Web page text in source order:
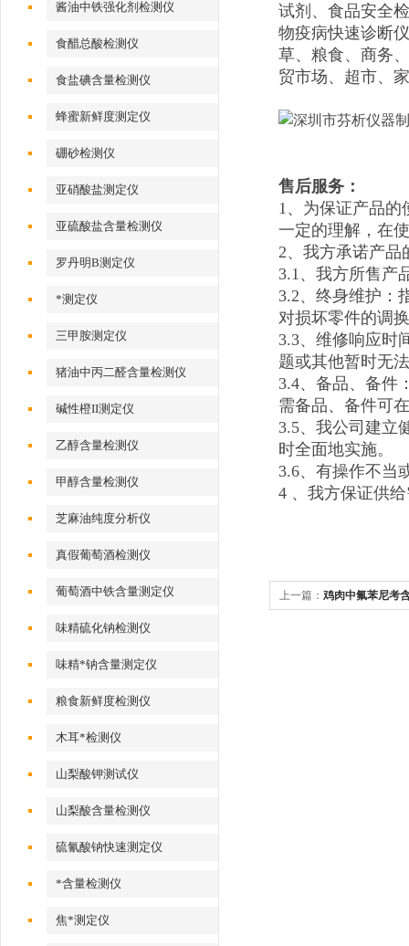
酱油中铁强化剂检测仪
食醋总酸检测仪
食盐碘含量检测仪
蜂蜜新鲜度测定仪
硼砂检测仪
亚硝酸盐测定仪
亚硫酸盐含量检测仪
罗丹明B测定仪
*测定仪
三甲胺测定仪
猪油中丙二醛含量检测仪
碱性橙II测定仪
乙醇含量检测仪
甲醇含量检测仪
芝麻油纯度分析仪
真假葡萄酒检测仪
葡萄酒中铁含量测定仪
味精硫化钠检测仪
味精*钠含量测定仪
粮食新鲜度检测仪
木耳*检测仪
山梨酸钾测试仪
山梨酸含量检测仪
硫氰酸钠快速测定仪
*含量检测仪
焦*测定仪
试剂、食品安全
物疫病快速诊断
草、粮食、商务
贸市场、超市、
售后服务：
1、为保证产品
一定的理解，在
2、我方承诺产品
3.1、我方所售产
3.2、终身维护：
对损坏零件的调
3.3、维修响应时
题或其他暂时无
3.4、备品、备件
需备品、备件可
3.5、我公司建立
时全面地实施。
3.6、有操作不当
4 、我方保证供
上一篇： 鸡肉中氟苯尼考